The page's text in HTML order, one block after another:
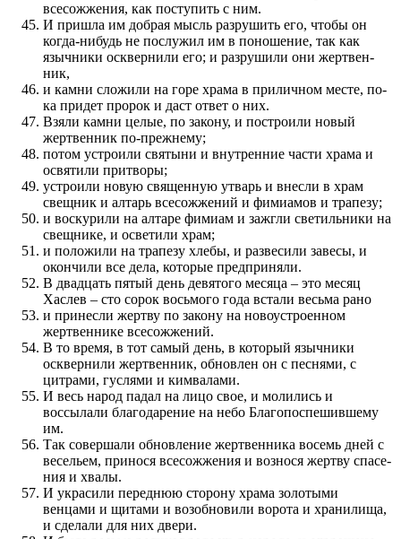
всесожже­ния, как по­ступить с ним.
И при­шла им добрая мысль раз­рушить его, чтобы он
когда-нибудь не по­служил им в по­ноше­ние, так как
язычники осквернили его; и раз­рушили они жертвен­
ник,
и камни сложили на горе храма в при­личном месте, по­
ка при­дет про­рок и даст ответ о них.
Взяли камни целые, по закону, и по­стро­или новый
жертвен­ник по-прежнему;
потом устро­или святыни и внутрен­ние части храма и
освятили при­творы;
устро­или новую священ­ную утварь и внесли в храм
свещник и алтарь всесожже­ний и фимиамов и трапезу;
и воскурили на алтаре фимиам и зажгли светильники на
свещнике, и осветили храм;
и по­ложили на трапезу хлебы, и раз­весили завесы, и
окончили все дела, которые пред­приняли.
В двадцать пятый день девятого месяца – это месяц
Хаслев – сто сорок восьмого года встали весьма рано
и при­несли жертву по закону на ново­устроен­ном
жертвен­нике всесожже­ний.
В то время, в тот самый день, в который язычники
осквернили жертвен­ник, обновлен он с песнями, с
цитрами, гуслями и кимвалами.
И весь народ падал на лицо свое, и молились и
воссылали бла­го­даре­ние на небо Благопоспешив­шему
им.
Так совершали обновле­ние жертвен­ника восемь дней с
весельем, при­нося всесожже­ния и воз­нося жертву спасе­
ния и хвалы.
И украсили перед­нюю сторону храма золотыми
венцами и щитами и возобновили ворота и хранилища,
и сделали для них двери.